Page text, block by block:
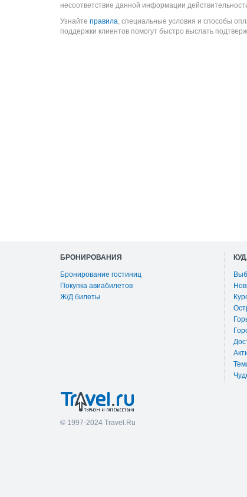
несоответствие данной информации
Узнайте правила, специальные условия и способы
поддержки клиентов помогут быстро выслать
БРОНИРОВАНИЯ
Бронирование гостиниц
Покупка авиабилетов
Ж/Д билеты
© 1997-2024 Travel.Ru